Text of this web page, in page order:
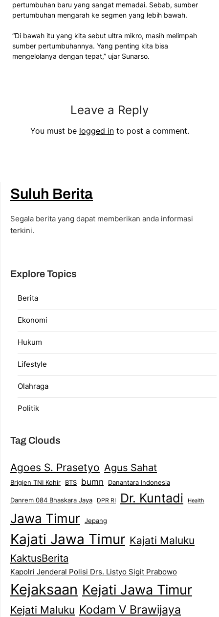
pertumbuhan baru yang sangat memadai. Sebab, sumber
pertumbuhan mengarah ke segmen yang lebih bawah.
“Di bawah itu yang kita sebut ultra mikro, masih melimpah
sumber pertumbuhannya. Yang penting kita bisa
mengelolanya dengan tepat,” ujar Sunarso.
Leave a Reply
You must be logged into post a comment.
Suluh Berita
Segala berita yang dapat memberikan anda informasi
terkini.
Explore Topics
Berita
Ekonomi
Hukum
Lifestyle
Olahraga
Politik
Tag Clouds
Agoes S. Prasetyo Agus Sahat
Brigjen TNI Kohir BTS bumn Danantara Indonesia
Danrem 084 Bhaskara Jaya DPR RI Dr. Kuntadi Health
Jawa Timur Jepang
Kajati Jawa Timur Kajati Maluku
KaktusBerita
Kapolri Jenderal Polisi Drs. Listyo Sigit Prabowo
Kejaksaan Kejati Jawa Timur
Kejati Maluku Kodam V Brawijaya